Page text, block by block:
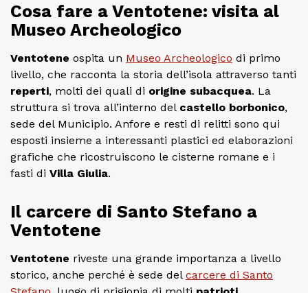
Cosa fare a Ventotene: visita al
Museo Archeologico
Ventotene ospita un Museo Archeologico di primo
livello, che racconta la storia dell’isola attraverso tanti
reperti, molti dei quali di origine subacquea. La
struttura si trova all’interno del castello borbonico,
sede del Municipio. Anfore e resti di relitti sono qui
esposti insieme a interessanti plastici ed elaborazioni
grafiche che ricostruiscono le cisterne romane e i
fasti di Villa Giulia.
Il carcere di Santo Stefano a
Ventotene
Ventotene riveste una grande importanza a livello
storico, anche perché è sede del carcere di Santo